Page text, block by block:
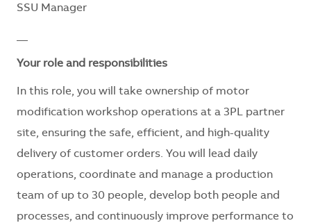
SSU Manager
Your role and responsibilities
In this role, you will take ownership of motor
modification workshop operations at a 3PL partner
site, ensuring the safe, efficient, and high-quality
delivery of customer orders. You will lead daily
operations, coordinate and manage a production
team of up to 30 people, develop both people and
processes, and continuously improve performance to